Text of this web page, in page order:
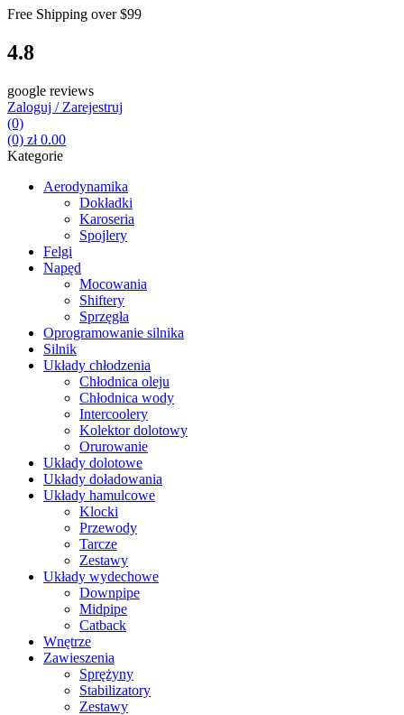
Free Shipping over$99
4.8
google reviews
Zaloguj / Zarejestruj
(0)
(0) zł0.00
Kategorie
Aerodynamika
Dokładki
Karoseria
Spojlery
Felgi
Napęd
Mocowania
Shiftery
Sprzęgła
Oprogramowanie silnika
Silnik
Układy chłodzenia
Chłodnica oleju
Chłodnica wody
Intercoolery
Kolektor dolotowy
Orurowanie
Układy dolotowe
Układy doładowania
Układy hamulcowe
Klocki
Przewody
Tarcze
Zestawy
Układy wydechowe
Downpipe
Midpipe
Catback
Wnętrze
Zawieszenia
Sprężyny
Stabilizatory
Zestawy